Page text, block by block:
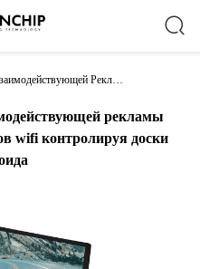
Реклам
рекламы
wifi контролируя доски